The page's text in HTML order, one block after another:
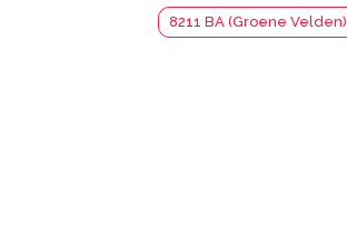
8211 BA (Groene Velden)